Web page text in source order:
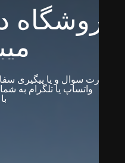
فروشگاه
در صورت سوال و یا پیگیری
واتساپ یا تلگرام به شماره 09331260768